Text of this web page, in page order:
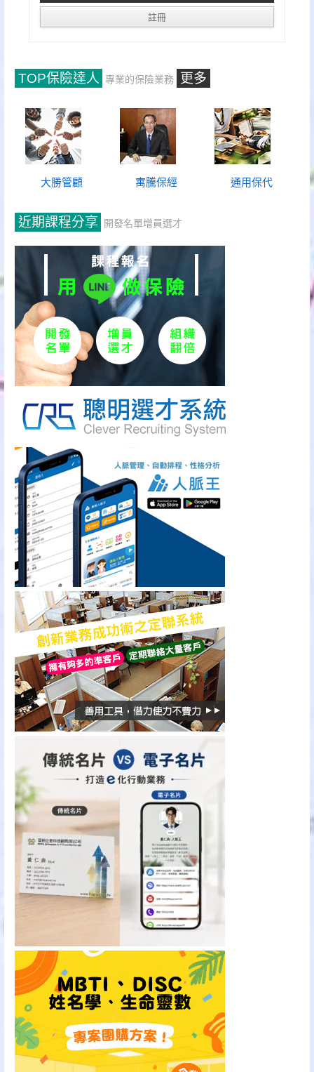
TOP保險達人 專業的保險業務 更多
大勝管顧 寓騰保經 通用保代
近期課程分享 開發名單增員選才